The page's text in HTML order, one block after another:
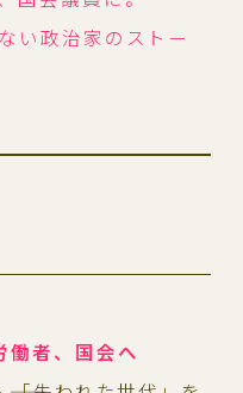
い政治家のストー
者、国会へ